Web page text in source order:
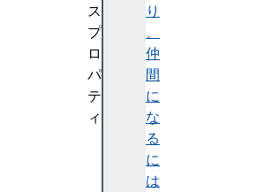
り
、
仲
間
に
な
る
に
は
ス
プ
ロ
パ
テ
ィ